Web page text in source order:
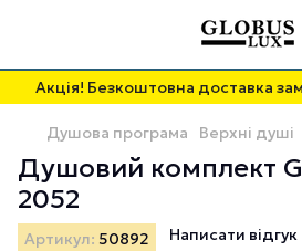
Акція! Безкоштовна доставка
Душова програма Верхні душі
Душовий комплект
2052
Артикул: 50892 Написати відгук